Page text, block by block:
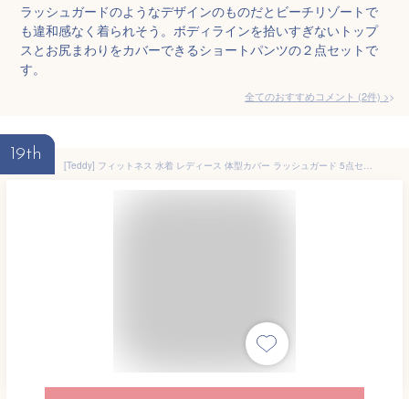
ラッシュガードのようなデザインのものだとビーチリゾートで
も違和感なく着られそう。ボディラインを拾いすぎないトップ
スとお尻まわりをカバーできるショートパンツの２点セットで
す。
全てのおすすめコメント (2件) >
19th
[Teddy] フィットネス 水着 レディース 体型カバー ラッシュガード 5点セット タンクトップ レギンス 長袖ラッシュパーカーUPF50+ UVカット率 98.7% hys2128 (グリーン, LL(13号))